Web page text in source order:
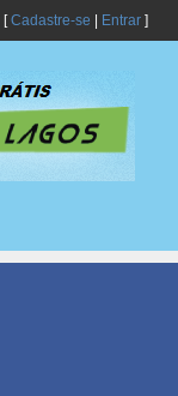
[Cadastre-se Entrar]